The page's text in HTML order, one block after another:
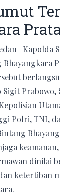
Kapolda
Prabowo,
Polri, TNI,
dinilai
ketertiban